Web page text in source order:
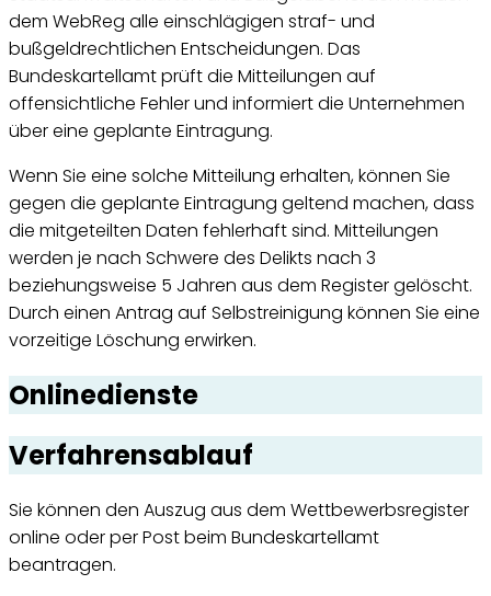
dem WebReg alle einschlägigen straf- und
bußgeldrechtlichen Entscheidungen. Das
Bundeskartellamt prüft die Mitteilungen auf
offensichtliche Fehler und informiert die Unternehmen
über eine geplante Eintragung.
Wenn Sie eine solche Mitteilung erhalten, können Sie
gegen die geplante Eintragung geltend machen, dass
die mitgeteilten Daten fehlerhaft sind. Mitteilungen
werden je nach Schwere des Delikts nach 3
beziehungsweise 5 Jahren aus dem Register gelöscht.
Durch einen Antrag auf Selbstreinigung können Sie eine
vorzeitige Löschung erwirken.
Onlinedienste
Verfahrensablauf
Sie können den Auszug aus dem Wettbewerbsregister
online oder per Post beim Bundeskartellamt
beantragen.